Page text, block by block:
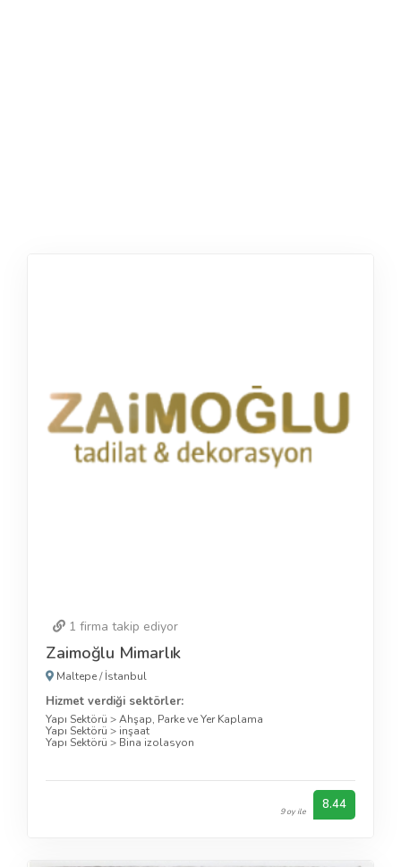
1 firma takip ediyor
Zaimoğlu Mimarlık
Maltepe/İstanbul
Hizmet verdiği sektörler:
Yapı Sektörü >Ahşap, Parke ve Yer Kaplama
Yapı Sektörü > inşaat
Yapı Sektörü > Bina izolasyon
9 oy ile 8.44